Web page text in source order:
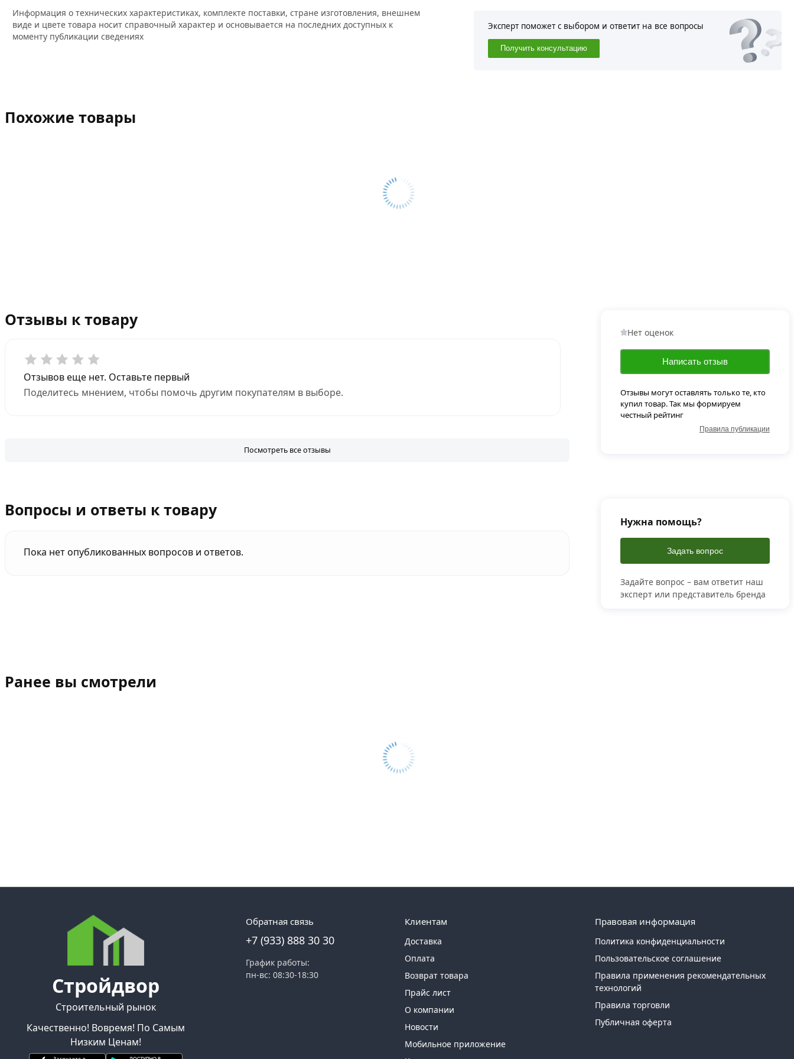
Информация о технических характеристиках, комплекте поставки, стране изготовления, внешнем
виде и цвете товара носит справочный характер и основывается на последних доступных к
моменту публикации сведениях
Эксперт поможет с выбором и ответит на все вопросы
Получить консультацию
Похожие товары
Отзывы к товару
Отзывов еще нет. Оставьте первый
Поделитесь мнением, чтобы помочь другим покупателям в выборе.
Посмотреть все отзывы
Нет оценок
Написать отзыв
Отзывы могут оставлять только те, кто
купил товар. Так мы формируем
честный рейтинг
Правила публикации
Вопросы и ответы к товару
Пока нет опубликованных вопросов и ответов.
Нужна помощь?
Задать вопрос
Задайте вопрос – вам ответит наш
эксперт или представитель бренда
Ранее вы смотрели
Стройдвор
Строительный рынок
Качественно! Вовремя! По Самым
Низким Ценам!
Обратная связь
+7 (933) 888 30 30
График работы:
пн-вс: 08:30-18:30
Клиентам
Доставка
Оплата
Возврат товара
Прайс лист
О компании
Новости
Мобильное приложение
Правовая информация
Политика конфиденциальности
Пользовательское соглашение
Правила применения рекомендательных
технологий
Правила торговли
Публичная оферта